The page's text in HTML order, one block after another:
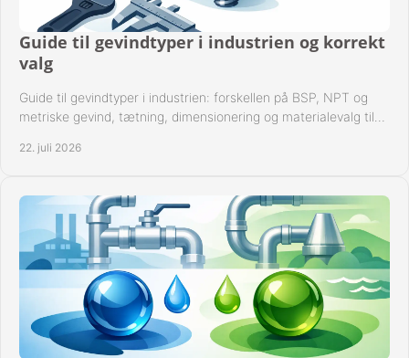
Guide til gevindtyper i industrien og korrekt
valg
Guide til gevindtyper i industrien: forskellen på BSP, NPT og
metriske gevind, tætning, dimensionering og materialevalg til
22. juli 2026